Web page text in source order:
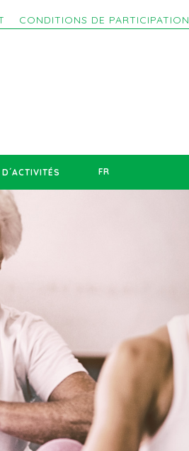
CONDITIONS DE PARTICIPATION
FR